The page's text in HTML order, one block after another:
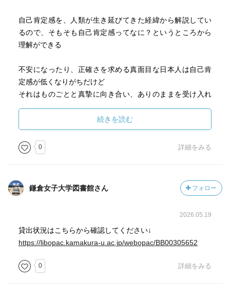
自己肯定感を、人類が生き延びてきた経緯から解説してい
るので、そもそも自己肯定感ってなに？というところから
理解ができる
不安になったり、正確さを求める真面目な日本人は自己肯
定感が低くなりがちだけど
それはものごとと真摯に向き合い、ありのままを受け入れ
繊細で丁寧に物作りができるのはそうした気質があるから
こそなんだと。
不安になったり落ち込んだりすることよりも大切なこと
高みを目指して頑張れるのかということ。
む必要はなくて、むしろ向上心があって素晴らしいという
こと
そして自己肯定感は、自分を高めていくうちに自然と高ま
続きを読む
0 詳細をみる
鎌倉女子大学図書館さん フォロー
2026.05.19
貸出状況はこちらから確認してください↓
https://libopac.kamakura-u.ac.jp/webopac/BB00305652
0 詳細をみる